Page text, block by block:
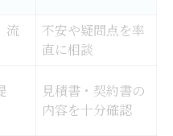
選ぶ基準とは
見極める方法
比較するコツ
ためのポイント集
流
不安や疑問点を率
直に相談
見積書・契約書の
内容を十分確認